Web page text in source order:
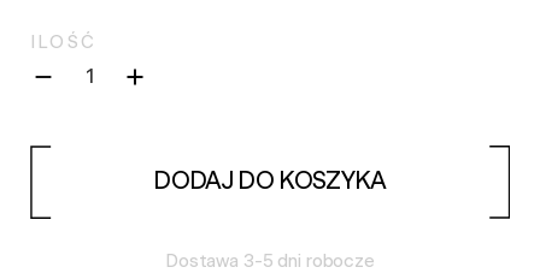
ILOŚĆ
DODAJ DO KOSZYKA
Dostawa 3-5 dni robocze